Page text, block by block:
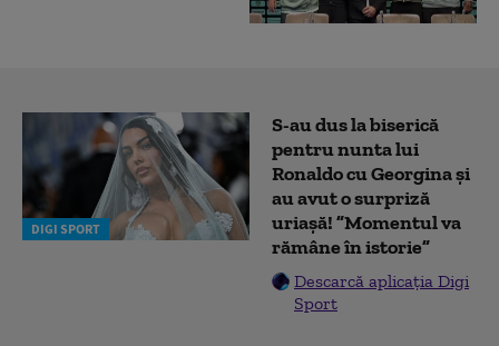
DIGI SPORT
S-au dus la biserică
pentru nunta lui
Ronaldo cu Georgina și
au avut o surpriză
uriașă! ”Momentul va
rămâne în istorie”
Descarcă aplicația Digi
Sport